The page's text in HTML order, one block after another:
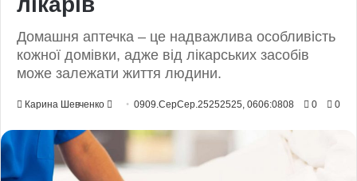
Домашня аптечка – це надважлива особливість
кожної домівки, адже від лікарських засобів
може залежати життя людини.
Карина Шевченко
Send
email
0909.СерСер.25252525, 0606:0808 0 0